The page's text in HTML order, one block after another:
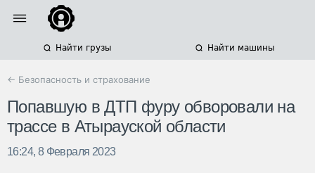
Найти грузы Найти машины
← Безопасность и страхование
Попавшую в ДТП фуру обворовали на
трассе в Атырауской области
16:24, 8 Февраля 2023